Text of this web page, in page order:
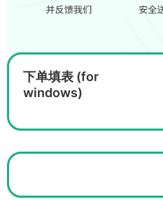
下单填表 (for
windows)